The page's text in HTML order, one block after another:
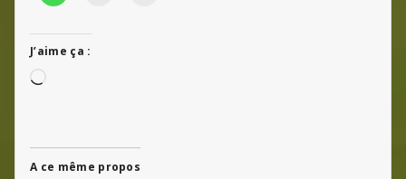
J’aime ça :
Chargement…
A ce même propos